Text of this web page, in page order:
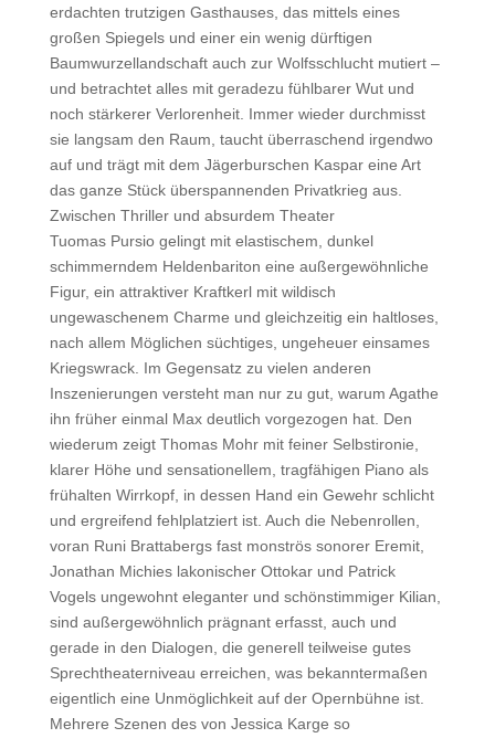
erdachten trutzigen Gasthauses, das mittels eines
großen Spiegels und einer ein wenig dürftigen
Baumwurzellandschaft auch zur Wolfsschlucht mutiert –
und betrachtet alles mit geradezu fühlbarer Wut und
noch stärkerer Verlorenheit. Immer wieder durchmisst
sie langsam den Raum, taucht überraschend irgendwo
auf und trägt mit dem Jägerburschen Kaspar eine Art
das ganze Stück überspannenden Privatkrieg aus.
Zwischen Thriller und absurdem Theater
Tuomas Pursio gelingt mit elastischem, dunkel
schimmerndem Heldenbariton eine außergewöhnliche
Figur, ein attraktiver Kraftkerl mit wildisch
ungewaschenem Charme und gleichzeitig ein haltloses,
nach allem Möglichen süchtiges, ungeheuer einsames
Kriegswrack. Im Gegensatz zu vielen anderen
Inszenierungen versteht man nur zu gut, warum Agathe
ihn früher einmal Max deutlich vorgezogen hat. Den
wiederum zeigt Thomas Mohr mit feiner Selbstironie,
klarer Höhe und sensationellem, tragfähigen Piano als
frühalten Wirrkopf, in dessen Hand ein Gewehr schlicht
und ergreifend fehlplatziert ist. Auch die Nebenrollen,
voran Runi Brattabergs fast monströs sonorer Eremit,
Jonathan Michies lakonischer Ottokar und Patrick
Vogels ungewohnt eleganter und schönstimmiger Kilian,
sind außergewöhnlich prägnant erfasst, auch und
gerade in den Dialogen, die generell teilweise gutes
Sprechtheaterniveau erreichen, was bekanntermaßen
eigentlich eine Unmöglichkeit auf der Opernbühne ist.
Mehrere Szenen des von Jessica Karge so